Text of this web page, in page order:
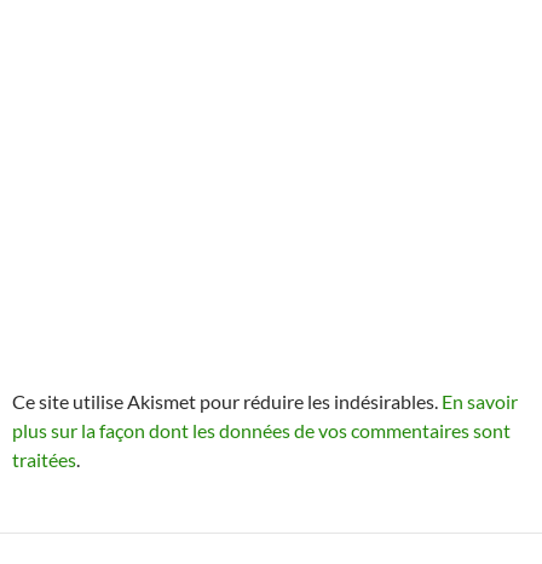
Ce site utilise Akismet pour réduire les indésirables. En savoir
plus sur la façon dont les données de vos commentaires sont
traitées.